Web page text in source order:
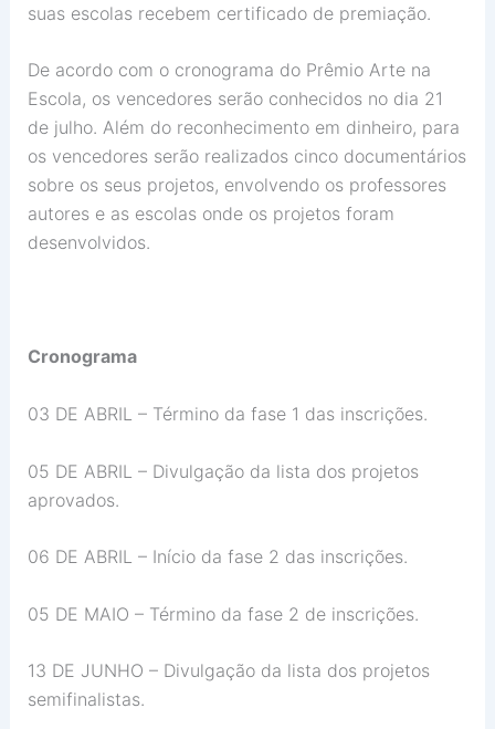
suas escolas recebem certificado de premiação.
De acordo com o cronograma do Prêmio Arte na
Escola, os vencedores serão conhecidos no dia 21
de julho. Além do reconhecimento em dinheiro, para
os vencedores serão realizados cinco documentários
sobre os seus projetos, envolvendo os professores
autores e as escolas onde os projetos foram
desenvolvidos.
Cronograma
03 DE ABRIL – Término da fase 1 das inscrições.
05 DE ABRIL – Divulgação da lista dos projetos
aprovados.
06 DE ABRIL – Início da fase 2 das inscrições.
05 DE MAIO – Término da fase 2 de inscrições.
13 DE JUNHO – Divulgação da lista dos projetos
semifinalistas.